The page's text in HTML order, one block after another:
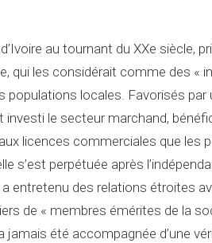
au tournant du XXe siècle,
qui les considérait comme des «
locales. Favorisés
le secteur marchand,
licences commerciales que les
s’est perpétuée après
entretenu des relations étroites
de « membres émérites de la
été accompagnée d’une